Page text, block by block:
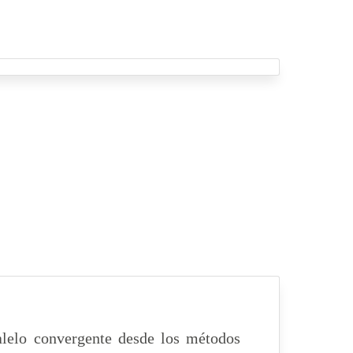
convergente desde los métodos